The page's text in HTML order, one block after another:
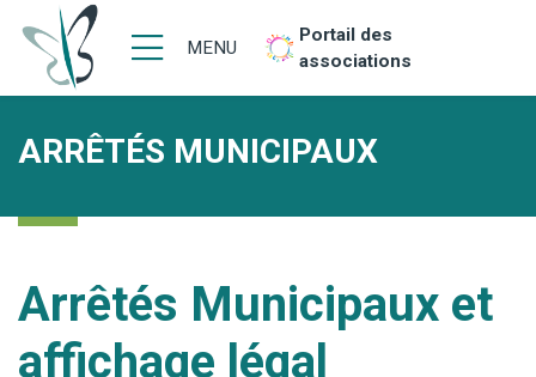
MENU
Portail des
associations
ARRÊTÉS MUNICIPAUX
Arrêtés Municipaux et
affichage légal